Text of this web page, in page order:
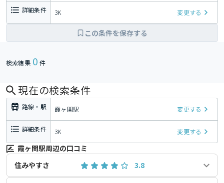
詳細条件 3K 変更する
この条件を保存する
検索結果 0 件
現在の検索条件
路線・駅 霞ヶ関駅 変更する
詳細条件 3K 変更する
霞ヶ関駅周辺の口コミ
住みやすさ
3.8